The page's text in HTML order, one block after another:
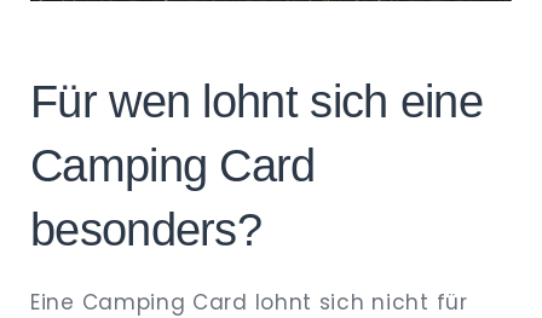
Für wen lohnt sich eine
Camping Card
besonders?
Eine Camping Card lohnt sich nicht für